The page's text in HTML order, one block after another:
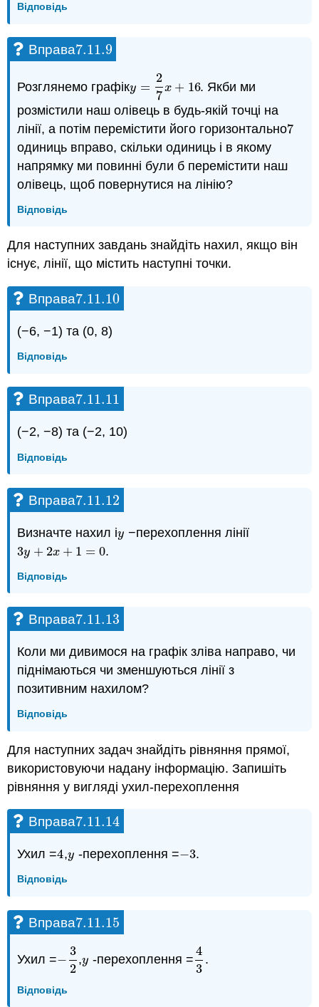
Відповідь
Вправа7.11.9
7.11.9
Розглянемо графікy =
2
7
x + 16
y =2 7x+ 16
. Якби ми
розмістили наш олівець в будь-якій точці на
лінії, а потім перемістити його горизонтально7
7
одиниць вправо, скільки одиниць і в якому
напрямку ми повинні були б перемістити наш
олівець, щоб повернутися на лінію?
Відповідь
Для наступних завдань знайдіть нахил, якщо він
існує, лінії, що містить наступні точки.
Вправа7.11.10
7.11.10
(−6, −1) та (0, 8)
Відповідь
Вправа7.11.11
7.11.11
(−2, −8) та (−2, 10)
Відповідь
Вправа7.11.12
7.11.12
Визначте нахил іy
y −перехоплення лінії
3y + 2x + 1 = 0
3y +2 x+ 1= 0 .
Відповідь
Вправа7.11.13
7.11.13
Коли ми дивимося на графік зліва направо, чи
піднімаються чи зменшуються лінії з
позитивним нахилом?
Відповідь
Для наступних задач знайдіть рівняння прямої,
використовуючи надану інформацію. Запишіть
рівняння у вигляді ухил-перехоплення
Вправа7.11.14
7.11.14
Ухил =4
4,y
y -перехоплення =−3
−3.
Відповідь
Вправа7.11.15
7.11.15
Ухил =−
3
2
−32,y
y -перехоплення =
4
3
43.
Відповідь